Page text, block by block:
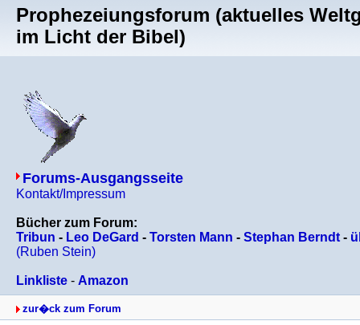
Prophezeiungsforum (aktuelles
im Licht der Bibel)
Forums-Ausgangsseite
Kontakt/Impressum
Bücher zum Forum:
Tribun - Leo DeGard - Torsten Mann - Stephan Berndt -
(Ruben Stein)
Linkliste - Amazon
zur�ck zum Forum